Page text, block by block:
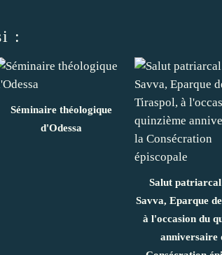
:
Séminaire théologique
d'Odessa
Salut
Savva, Eparque
à l'occasion du
anniversaire